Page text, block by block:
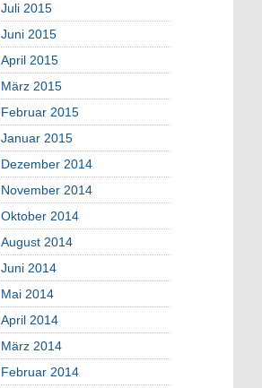
Juli 2015
Juni 2015
April 2015
März 2015
Februar 2015
Januar 2015
Dezember 2014
November 2014
Oktober 2014
August 2014
Juni 2014
Mai 2014
April 2014
März 2014
Februar 2014